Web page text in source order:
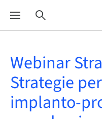
Webinar
Strategie
implanto-